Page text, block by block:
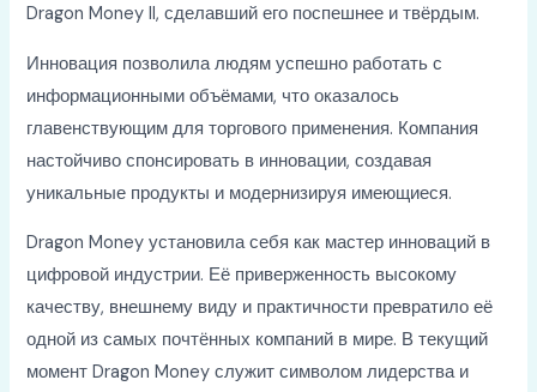
Dragon Money II, сделавший его поспешнее и твёрдым.
Инновация позволила людям успешно работать с
информационными объёмами, что оказалось
главенствующим для торгового применения. Компания
настойчиво спонсировать в инновации, создавая
уникальные продукты и модернизируя имеющиеся.
Dragon Money установила себя как мастер инноваций в
цифровой индустрии. Её приверженность высокому
качеству, внешнему виду и практичности превратило её
одной из самых почтённых компаний в мире. В текущий
момент Dragon Money служит символом лидерства и